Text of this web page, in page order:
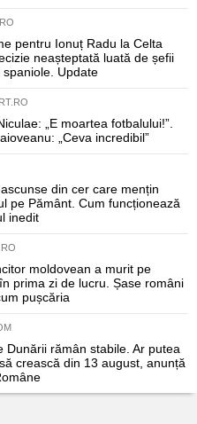
pentru Ionuț Radu la Celta
neașteptată luată de șefii
spaniole. Update
„E moartea fotbalului!”.
„Ceva incredibil”
din cer care mențin
pe Pământ. Cum funcționează
inedit
moldovean a murit pe
prima zi de lucru. Șase români
pușcăria
Dunării rămân stabile. Ar putea
crească din 13 august, anunță